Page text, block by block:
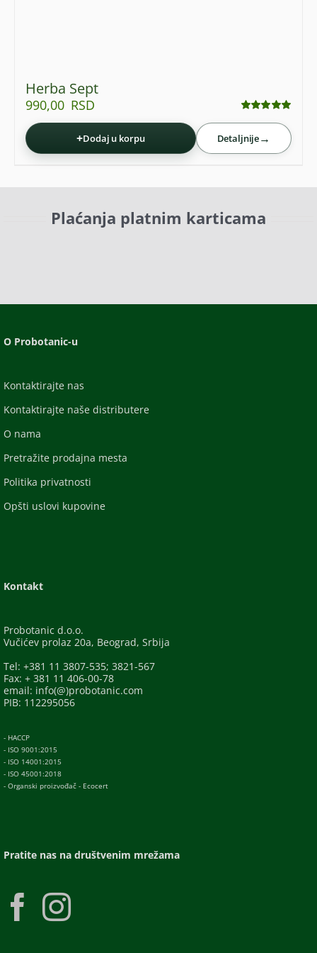
Herba Sept
990,00 RSD
+Dodaj u korpu Detaljnije→
Plaćanja platnim karticama
O Probotanic-u
Kontaktirajte nas
Kontaktirajte naše distributere
O nama
Pretražite prodajna mesta
Politika privatnosti
Opšti uslovi kupovine
Kontakt
Probotanic d.o.o.
Vučićev prolaz 20a, Beograd, Srbija
Tel: +381 11 3807-535; 3821-567
Fax: + 381 11 406-00-78
email: info(@)probotanic.com
PIB: 112295056
- HACCP
- ISO 9001:2015
- ISO 14001:2015
- ISO 45001:2018
- Organski proizvođač - Ecocert
Pratite nas na društvenim mrežama